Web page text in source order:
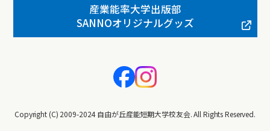
産業能率大学出版部
SANNOオリジナルグッズ
Copyright (C) 2009-2024 自由が丘産能短期大学校友会. All Rights Reserved.